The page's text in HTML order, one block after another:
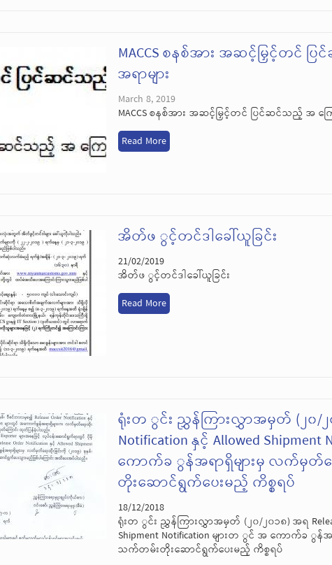
MACCS စနစ်အား အဆင့်မြှင့်တင် ပ
အရာများ
March 8, 2019
MACCS စနစ်အား အဆင့်မြှင့်တင် ပြင်ဆင်သည့် အ ကြေ
Read More
အိတ်ဖ ွင့်တင်ဒါခေါ်ယူခြင်း
21/02/2019
အိတ်ဖ ွင့်တင်ဒါခေါ်ယူခြင်း
Read More
ရုံးတ ွင်း ညွှန်ကြားလွှာအမှတ် (၂၀/၂၀
Notification နှင့် Allowed
ကောက်ခ ွန်အရာရှိများမှ လက်မှတ်
တိုးဆောင်ရွက်ပေးမည့် ကိစ္စရပ်
18/12/2018
ရုံးတ ွင်း ညွှန်ကြားလွှာအမှတ် (၂၀/၂၀၁၈) အရ
Shipment Notification များတ ွင် အ ကောက်ခ ွန်
သက်တမ်းတိုးဆောင်ရွက်ပေးမည့် ကိစ္စရပ်